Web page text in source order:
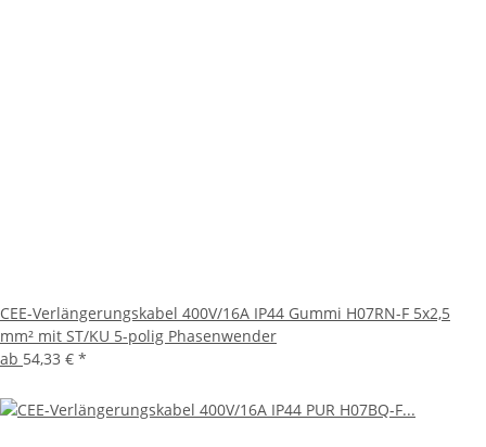
CEE-Verlängerungskabel 400V/16A IP44 Gummi H07RN-F 5x2,5
mm² mit ST/KU 5-polig Phasenwender
ab 54,33 € *